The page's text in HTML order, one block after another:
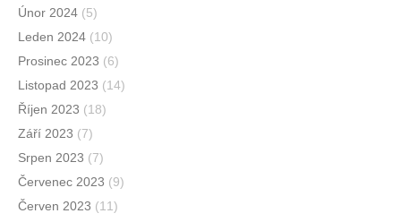
Únor 2024 (5)
Leden 2024 (10)
Prosinec 2023 (6)
Listopad 2023 (14)
Říjen 2023 (18)
Září 2023 (7)
Srpen 2023 (7)
Červenec 2023 (9)
Červen 2023 (11)